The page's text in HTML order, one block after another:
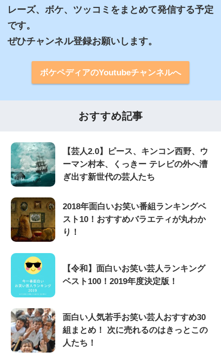
レーズ、ボケ、ツッコミをまとめて発信する予定
です。
ぜひチャンネル登録お願いします。
ボケペディアのYoutubeチャンネルへ
おすすめ記事
【芸人2.0】ピース、キンコン西野、ウ
ーマン村本、くっきー テレビの外へ漕
ぎ出す新世代の芸人たち
2018年面白いお笑い番組ランキングベ
スト10！おすすめバラエティが丸わか
り！
【令和】面白いお笑い芸人ランキング
ベスト100！2019年度決定版！
面白い人気若手お笑い芸人おすすめ30
組まとめ！ 次に売れるのはきっとこの
人たち！